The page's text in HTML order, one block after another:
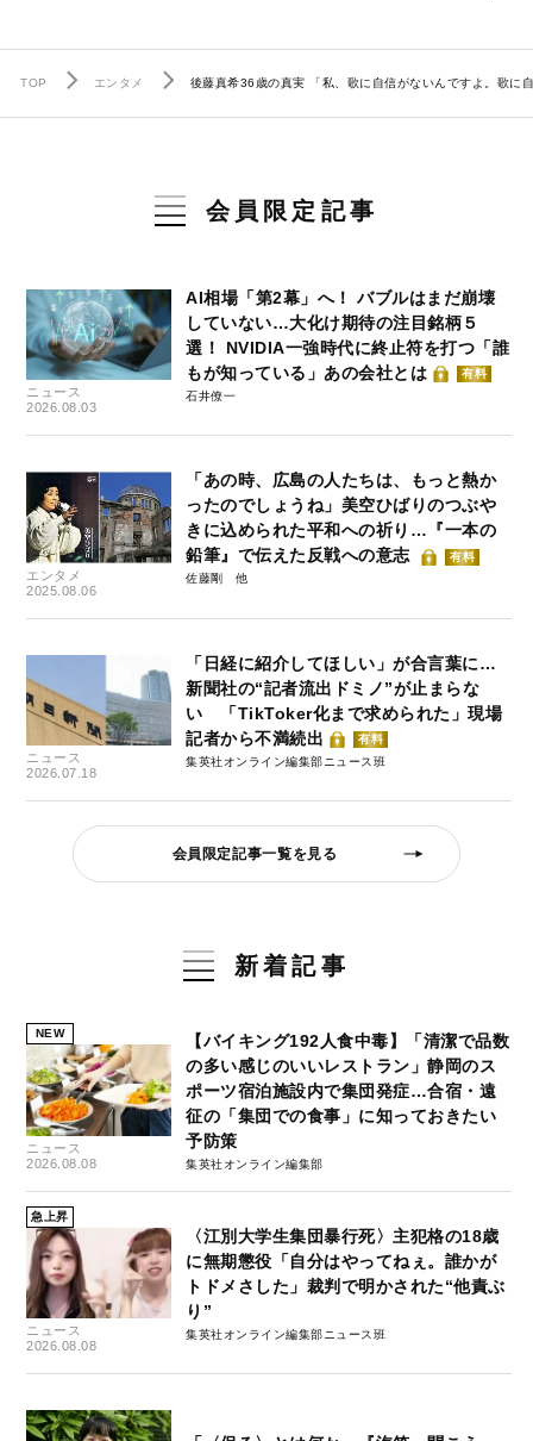
TOP エンタメ 後藤真希36歳の真実 「私、歌に自信がないんですよ。歌に
会員限定記事
ニュース
2026.08.03
AI相場「第2幕」へ！ バブルはまだ崩壊
していない…大化け期待の注目銘柄５
選！ NVIDIA一強時代に終止符を打つ「誰
もが知っている」あの会社とは
有料
石井僚一
エンタメ
2025.08.06
「あの時、広島の人たちは、もっと熱か
ったのでしょうね」美空ひばりのつぶや
きに込められた平和への祈り…『一本の
鉛筆』で伝えた反戦への意志
有料
佐藤剛
ニュース
2026.07.18
「日経に紹介してほしい」が合言葉に…
新聞社の“記者流出ドミノ”が止まらな
い 「TikToker化まで求められた」現場
記者から不満続出
有料
集英社オンライン編集部ニュース班
会員限定記事一覧を見る
新着記事
NEW
ニュース
2026.08.08
【バイキング192人食中毒】「清潔で品数
の多い感じのいいレストラン」静岡のス
ポーツ宿泊施設内で集団発症…合宿・遠
征の「集団での食事」に知っておきたい
予防策
集英社オンライン編集部
急上昇
ニュース
2026.08.08
〈江別大学生集団暴行死〉主犯格の18歳
に無期懲役「自分はやってねぇ。誰かが
トドメさした」裁判で明かされた“他責ぶ
り”
集英社オンライン編集部ニュース班